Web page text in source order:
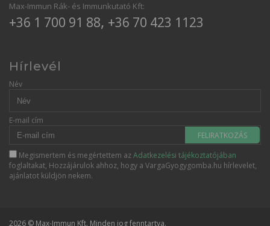
Max-Immun Rák- és Immunkutató Kft:
+36 1 700 91 88, +36 70 423 1123
Hírlevél
Név
E-mail cím
FELIRATKOZÁS
Megismertem és megértettem azAdatkezelési tájékoztatójában
foglaltakat, Hozzájárulok ahhoz, hogy a VargaGyogygomba.hu hírlevelet,
ajánlatot küldjön nekem.
2026 © Max-Immun Kft. Minden jog fenntartva.